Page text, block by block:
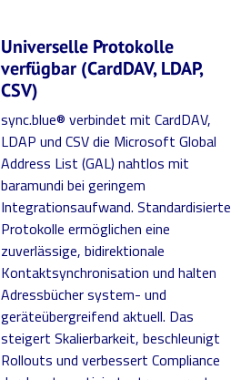
Universelle Protokolle
verfügbar (CardDAV, LDAP,
CSV)
sync.blue® verbindet mit CardDAV,
LDAP und CSV die Microsoft Global
Address List (GAL) nahtlos mit
baramundi bei geringem
Integrationsaufwand. Standardisierte
Protokolle ermöglichen eine
zuverlässige, bidirektionale
Kontaktsynchronisation und halten
Adressbücher system- und
geräteübergreifend aktuell. Das
steigert Skalierbarkeit, beschleunigt
Rollouts und verbessert Compliance